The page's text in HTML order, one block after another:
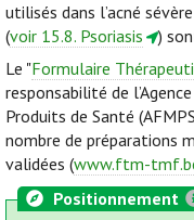
utilisés dans l’acné
(voir 15.8. Psoriasis
)
Le "Formulaire
responsabilité de
Produits de Santé
nombre de préparations
validées (www.ftm-
Positionnement